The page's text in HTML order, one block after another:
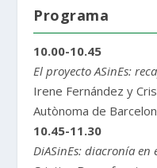
Programa
10.00-10.45
El proyecto ASinEs:
Irene Fernández y
Autònoma de
10.45-11.30
DiASinEs: diacronía en